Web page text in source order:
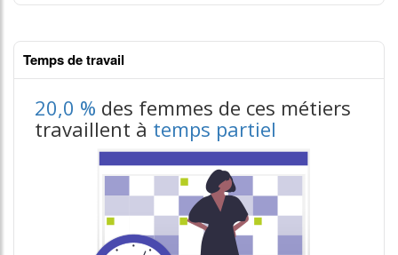
Temps de travail
20,0 % des femmes de ces métiers
travaillent à temps partiel